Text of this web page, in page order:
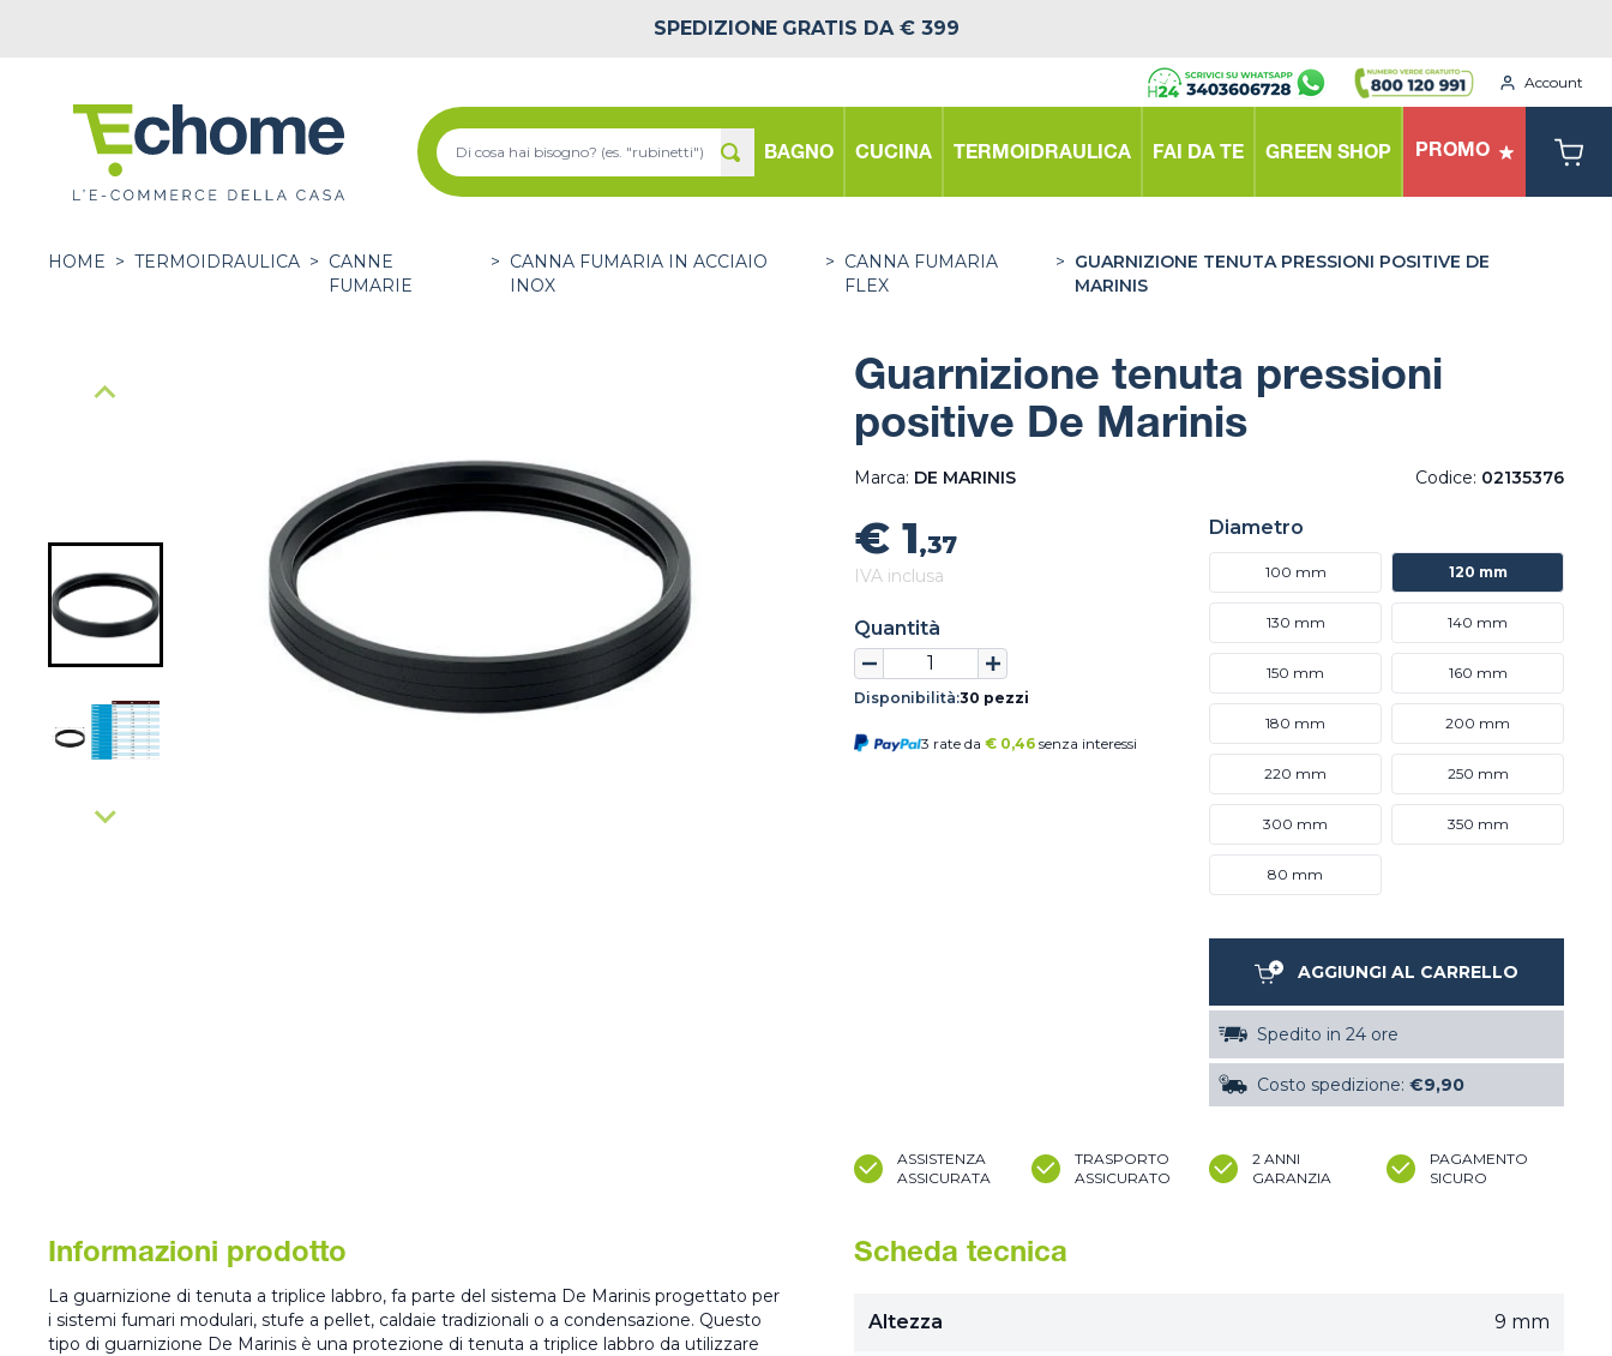
SPEDIZIONE GRATIS DA € 399
Account
BAGNO CUCINA TERMOIDRAULICA FAI DA TE GREEN SHOP PROMO
HOME > TERMOIDRAULICA > CANNE
FUMARIE
> CANNA FUMARIA IN ACCIAIO
INOX
> CANNA FUMARIA
FLEX
> GUARNIZIONE TENUTA PRESSIONI POSITIVE DE
MARINIS
Guarnizione tenuta pressioni
positive De Marinis
Marca: DE MARINIS Codice: 02135376
€ 1,37
IVA inclusa
Quantità
Disponibilità:30 pezzi
3 rate da € 0,46 senza interessi
Diametro
100 mm 120 mm
130 mm 140 mm
150 mm 160 mm
180 mm 200 mm
220 mm 250 mm
300 mm 350 mm
80 mm
AGGIUNGI AL CARRELLO
Spedito in 24 ore
Costo spedizione: €9,90
ASSISTENZA
ASSICURATA
TRASPORTO
ASSICURATO
2 ANNI
GARANZIA
PAGAMENTO
SICURO
Informazioni prodotto
La guarnizione di tenuta a triplice labbro, fa parte del sistema De Marinis progettato per
i sistemi fumari modulari, stufe a pellet, caldaie tradizionali o a condensazione. Questo
tipo di guarnizione De Marinis è una protezione di tenuta a triplice labbro da utilizzare
Scheda tecnica
Altezza 9 mm